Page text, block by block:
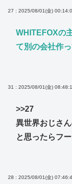
27 : 2025/08/01(金)
WHITEFOXの
て別の会社作
31 : 2025/08/01(金)
>>27
異世界おじさ
と思ったらフ
28 : 2025/08/01(金)